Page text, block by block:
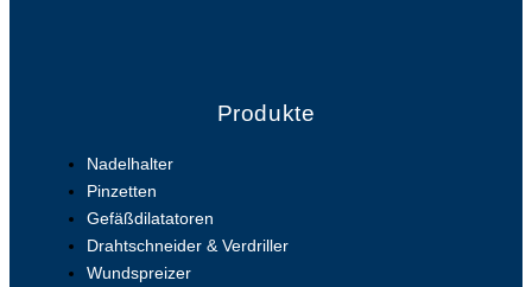
Produkte
Nadelhalter
Pinzetten
Gefäßdilatatoren
Drahtschneider & Verdriller
Wundspreizer